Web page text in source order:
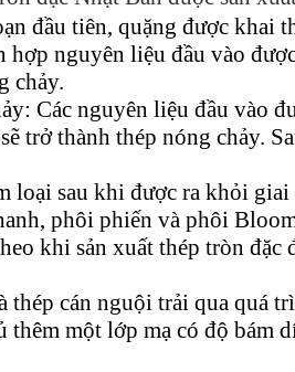
đầu tiên, quặng được khai
hợp nguyên liệu đầu vào
chảy.
Các nguyên liệu đầu vào
trở thành thép nóng chảy.
sau khi được ra khỏi
phôi phiến và phôi
khi sản xuất thép tròn đặc
thép cán nguội trải qua quá
thêm một lớp mạ có độ bám